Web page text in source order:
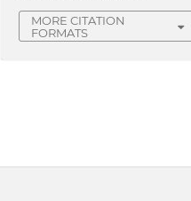
MORE CITATION
FORMATS